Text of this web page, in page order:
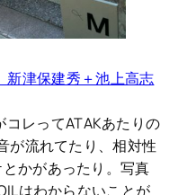
新津保建秀＋池上高志
コレってATAKあたりの
が流れてたり、相対性
かがあったり。写真
はわからないことが